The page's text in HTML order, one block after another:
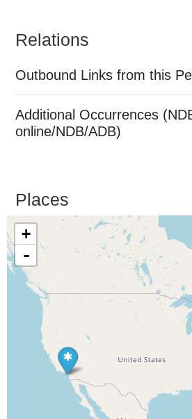
Relations
Outbound Links from this
Additional Occurrences
online/NDB/ADB)
Places
+
-